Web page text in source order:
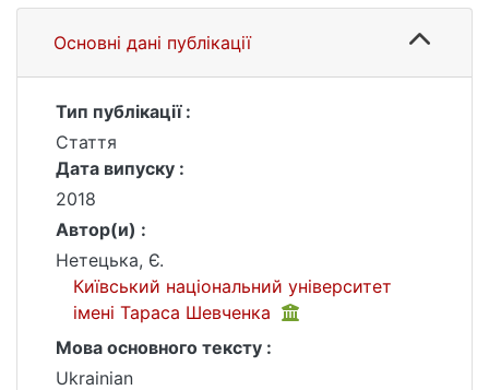
Основні дані публікації
Тип публікації :
Стаття
Дата випуску :
2018
Автор(и) :
Нетецька, Є.
Київський національний університет
імені Тараса Шевченка
Мова основного тексту :
Ukrainian